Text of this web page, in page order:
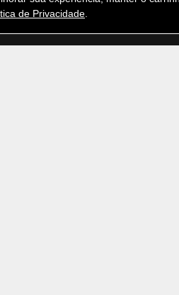
de Privacidade